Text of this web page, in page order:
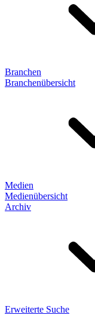
Branchen
Branchenübersicht
Medien
Medienübersicht
Archiv
Erweiterte Suche